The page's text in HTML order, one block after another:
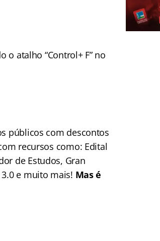
atalho “Control+ F” no
públicos com descontos
recursos como: Edital
de Estudos, Gran
3.0 e muito mais! Mas é